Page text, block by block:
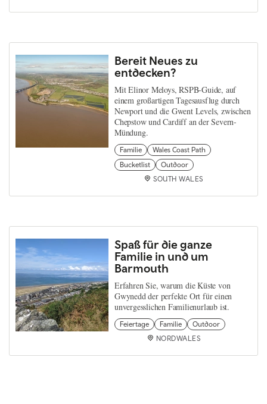
Bereit Neues zu
entdecken?
Mit Elinor Meloys, RSPB-Guide, auf
einem großartigen Tagesausflug durch
Newport und die Gwent Levels, zwischen
Chepstow und Cardiff an der Severn-
Mündung.
Familie
Wales Coast Path
Bucketlist
Outdoor
SOUTH WALES
Spaß für die ganze
Familie in und um
Barmouth
Erfahren Sie, warum die Küste von
Gwynedd der perfekte Ort für einen
unvergesslichen Familienurlaub ist.
Feiertage Familie
Outdoor
NORDWALES